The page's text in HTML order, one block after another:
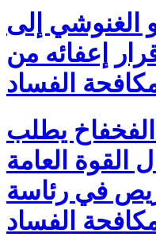
الغنوشي إلى
إعفائه من
الفساد
يطلب
القوة العامة
في رئاسة
الفساد